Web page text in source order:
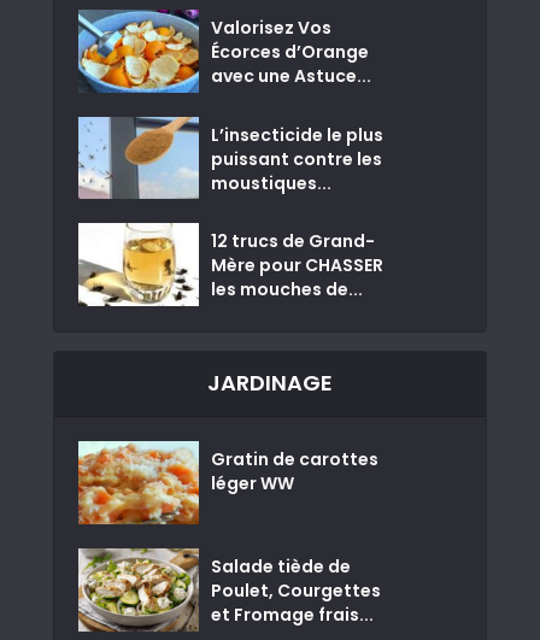
Valorisez Vos
Écorces d’Orange
avec une Astuce...
L’insecticide le plus
puissant contre les
moustiques...
12 trucs de Grand-
Mère pour CHASSER
les mouches de...
JARDINAGE
Gratin de carottes
léger WW
Salade tiède de
Poulet, Courgettes
et Fromage frais...